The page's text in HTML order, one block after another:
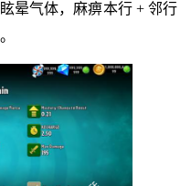
晕气体，麻痹本行 + 邻行